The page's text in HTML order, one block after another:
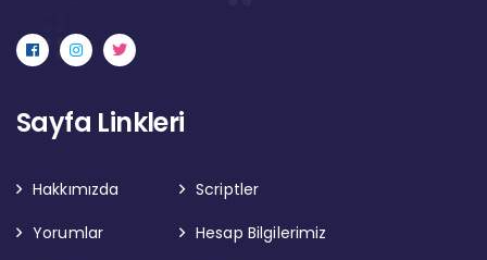
Sayfa Linkleri
Hakkımızda
Scriptler
Yorumlar
Hesap Bilgilerimiz